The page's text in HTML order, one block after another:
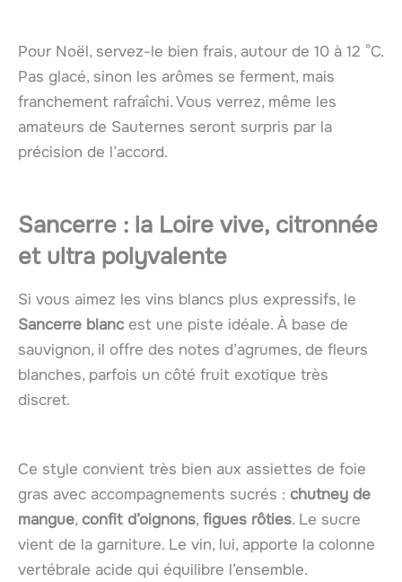
Pour Noël, servez-le bien frais, autour de 10 à 12 °C.
Pas glacé, sinon les arômes se ferment, mais
franchement rafraîchi. Vous verrez, même les
amateurs de Sauternes seront surpris par la
précision de l’accord.
Sancerre : la Loire vive, citronnée
et ultra polyvalente
Si vous aimez les vins blancs plus expressifs, le
Sancerre blancest une piste idéale. À base de
sauvignon, il offre des notes d’agrumes, de fleurs
blanches, parfois un côté fruit exotique très
discret.
Ce style convient très bien aux assiettes de foie
gras avec accompagnements sucrés : chutney de
mangue, confit d’oignons,figues rôties. Le sucre
vient de la garniture. Le vin, lui, apporte la colonne
vertébrale acide qui équilibre l’ensemble.